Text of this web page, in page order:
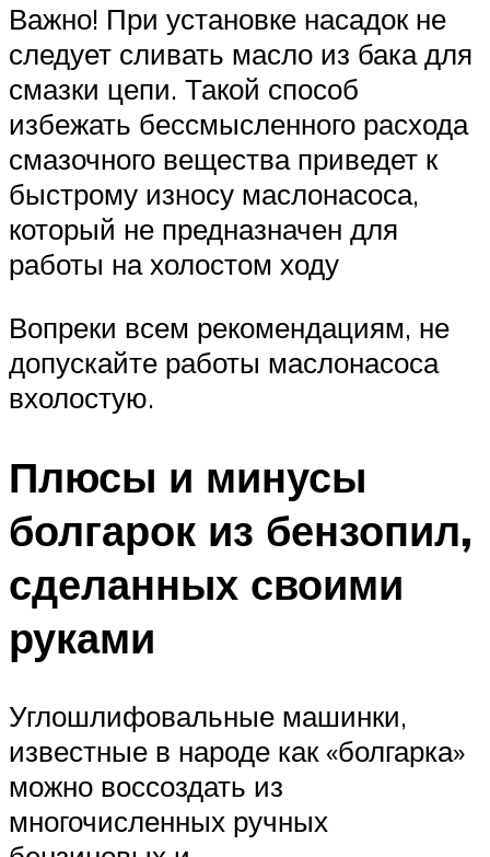
Важно! При установке насадок не
следует сливать масло из бака для
смазки цепи. Такой способ
избежать бессмысленного расхода
смазочного вещества приведет к
быстрому износу маслонасоса,
который не предназначен для
работы на холостом ходу
Вопреки всем рекомендациям, не
допускайте работы маслонасоса
вхолостую.
Плюсы и минусы
болгарок из бензопил,
сделанных своими
руками
Углошлифовальные машинки,
известные в народе как «болгарка»
можно воссоздать из
многочисленных ручных